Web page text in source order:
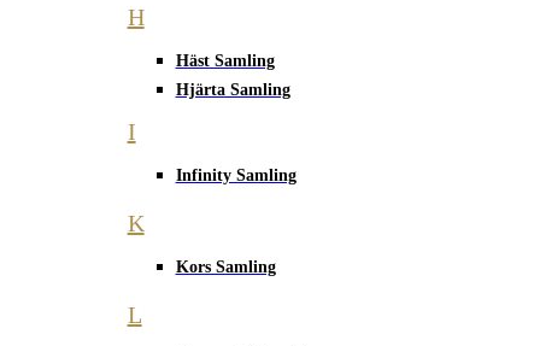
H
Häst Samling
Hjärta Samling
I
Infinity Samling
K
Kors Samling
L